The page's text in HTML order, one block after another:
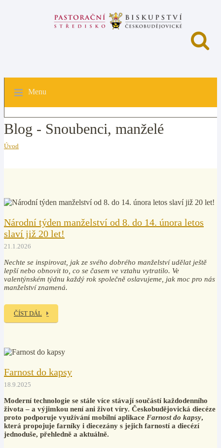
Menu
Blog - Snoubenci, manželé
Úvod
Národní týden manželství od 8. do 14. února letos
slaví již 20 let!
21.1.2026
Nechte se inspirovat, jak ze svého dobrého manželství udělat ještě
lepší nebo obnovit to, co se časem ve vztahu vytratilo. Ve
valentýnském týdnu každý rok společně oslavujeme, jak moc pro nás
manželství znamená.
ČÍST DÁL
Farnost do kapsy
18.9.2025
Moderní technologie se stále více stávají součástí každodenního
života – a výjimkou není ani život víry. Českobudějovická diecéze
proto podporuje využívání mobilní aplikace Farnost do kapsy,
která propojuje farníky i diecezány s jejich farností a diecézí
jednoduše, přehledně a aktuálně.